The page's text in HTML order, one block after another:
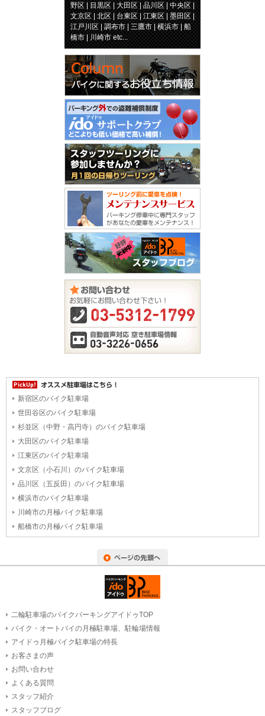
野区 | 目黒区 | 大田区 | 品川区 | 中央区 |
文京区 | 北区 | 台東区 | 江東区 | 墨田区 |
江戸川区 | 調布市 | 三鷹市 | 横浜市 | 船
橋市 | 川崎市 etc...
新宿区のバイク駐車場
世田谷区のバイク駐車場
杉並区（中野・高円寺）のバイク駐車場
大田区のバイク駐車場
江東区のバイク駐車場
文京区（小石川）のバイク駐車場
品川区（五反田）のバイク駐車場
横浜市のバイク駐車場
川崎市の月極バイク駐車場
船橋市の月極バイク駐車場
二輪駐車場のバイクパーキングアイドゥTOP
バイク・オートバイの月極駐車場、駐輪場情報
アイドゥ月極バイク駐車場の特長
お客さまの声
お問い合わせ
よくある質問
スタッフ紹介
スタッフブログ